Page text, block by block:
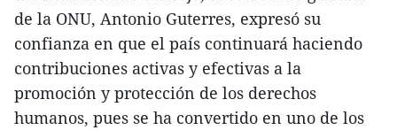
de la ONU, Antonio Guterres, expresó su
confianza en que el país continuará haciendo
contribuciones activas y efectivas a la
promoción y protección de los derechos
humanos, pues se ha convertido en uno de los